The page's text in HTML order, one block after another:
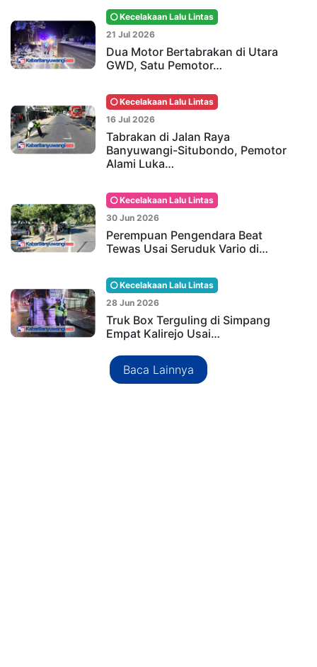
Kecelakaan Lalu Lintas
21 Jul 2026
Dua Motor Bertabrakan di Utara
GWD, Satu Pemotor…
Kecelakaan Lalu Lintas
16 Jul 2026
Tabrakan di Jalan Raya
Banyuwangi-Situbondo, Pemotor
Alami Luka…
Kecelakaan Lalu Lintas
30 Jun 2026
Perempuan Pengendara Beat
Tewas Usai Seruduk Vario di…
Kecelakaan Lalu Lintas
28 Jun 2026
Truk Box Terguling di Simpang
Empat Kalirejo Usai…
Baca Lainnya